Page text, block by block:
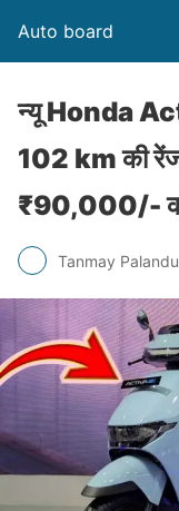
Auto board
न्यू Honda
102 km की रेंज
₹90,000/-
Tanmay